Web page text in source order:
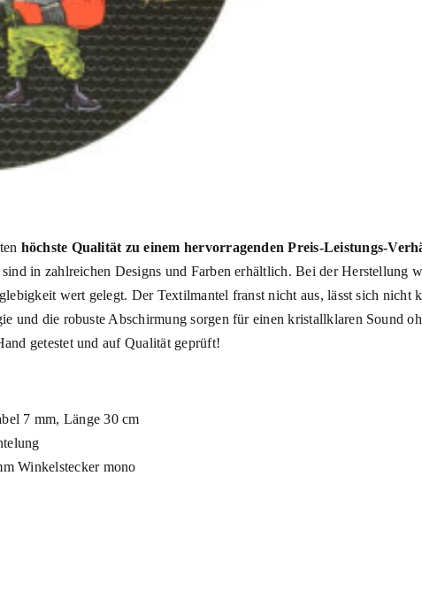
höchste Qualität zu einem hervorragenden Preis-Leistungs-
in zahlreichen Designs und Farben erhältlich. Bei der Herstellung
wert gelegt. Der Textilmantel franst nicht aus, lässt sich nicht
und die robuste Abschirmung sorgen für einen kristallklaren Sound
getestet und auf Qualität geprüft!
7 mm, Länge 30 cm
Winkelstecker mono